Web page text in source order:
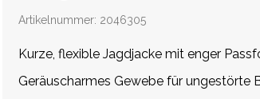
Artikelnummer: 2046305
Kurze, flexible Jagdjacke mit enger
Geräuscharmes Gewebe für ungestörte